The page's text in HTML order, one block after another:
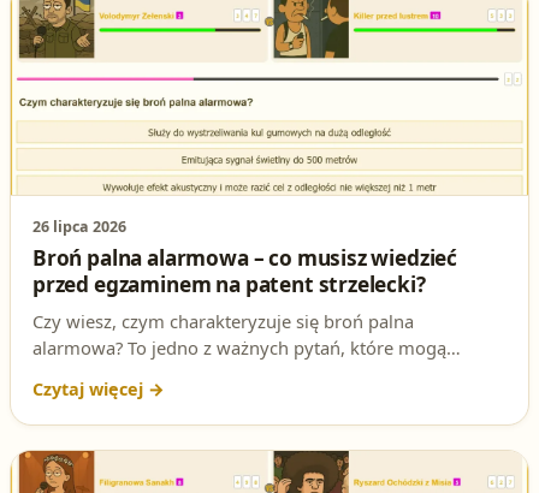
26 lipca 2026
Broń palna alarmowa – co musisz wiedzieć
przed egzaminem na patent strzelecki?
Czy wiesz, czym charakteryzuje się broń palna
alarmowa? To jedno z ważnych pytań, które mogą
artykule dokładnie omówimy to zagadnienie, abyś mógł
przygotować się do testu i zdobyć pozwolenie na broń.
Sprawdź też, jak rozwiązywać testy online i zwiększyć
swoje szanse na sukces!